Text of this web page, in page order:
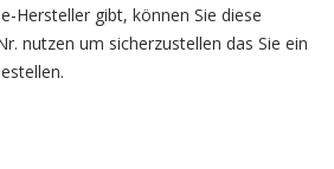
Hersteller gibt, können Sie diese
nutzen um sicherzustellen das Sie ein